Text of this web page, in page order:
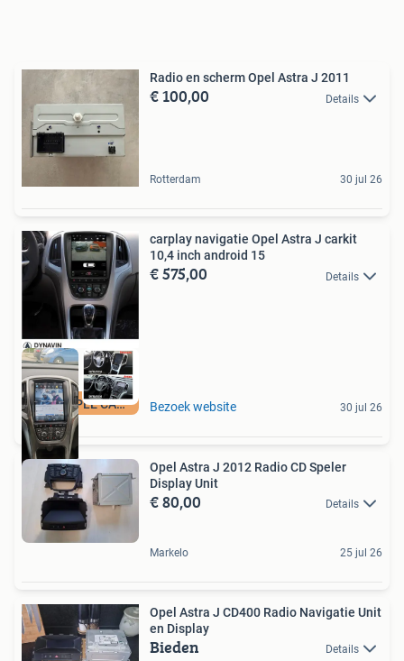
Radio en scherm Opel Astra J 2011
€ 100,00 Details
Rotterdam 30 jul 26
MET APPLE CARPLAY
carplay navigatie Opel Astra J carkit
10,4 inch android 15
€ 575,00 Details
Bezoek website 30 jul 26
Opel Astra J 2012 Radio CD Speler
Display Unit
€ 80,00 Details
Markelo 25 jul 26
Opel Astra J CD400 Radio Navigatie Unit
en Display
Bieden Details